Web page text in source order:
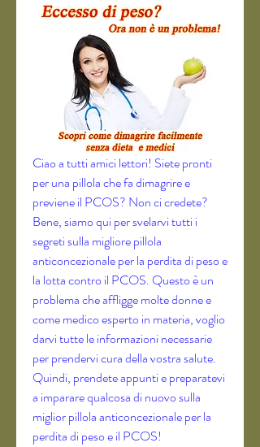
Ciao a tutti amici lettori! Siete pronti
per una pillola che fa dimagrire e
previene il PCOS? Non ci credete?
Bene, siamo qui per svelarvi tutti i
segreti sulla migliore pillola
anticoncezionale per la perdita di peso e
la lotta contro il PCOS. Questo è un
problema che affligge molte donne e
come medico esperto in materia, voglio
darvi tutte le informazioni necessarie
per prendervi cura della vostra salute.
Quindi, prendete appunti e preparatevi
a imparare qualcosa di nuovo sulla
miglior pillola anticoncezionale per la
perdita di peso e il PCOS!